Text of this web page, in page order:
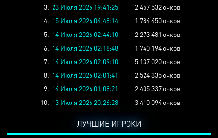
3. 23 Июля 2026 19:41:25
2 457 532 очков
4. 15 Июля 2026 04:48:14
1 784 450 очков
5. 14 Июля 2026 02:44:10
2 273 481 очков
6. 14 Июля 2026 02:18:48
1 740 194 очков
7. 14 Июля 2026 02:09:10
5 137 020 очков
8. 14 Июля 2026 02:01:41
2 524 335 очков
9. 14 Июля 2026 01:08:21
2 405 337 очков
10. 13 Июля 2026 20:26:28 3 410 094 очков
ЛУЧШИЕ ИГРОКИ